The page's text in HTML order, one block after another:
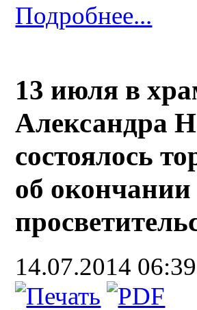
Подробнее...
13 июля в
Александра
состоялось
об
14.07.2014 06:39